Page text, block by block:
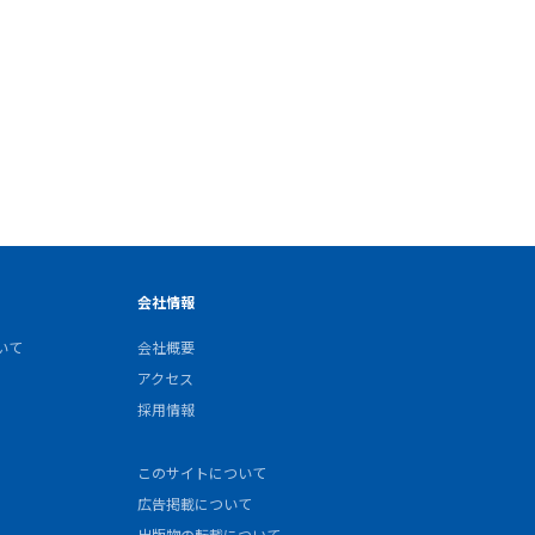
て
会社情報
会社概要
アクセス
採用情報
このサイトについて
広告掲載について